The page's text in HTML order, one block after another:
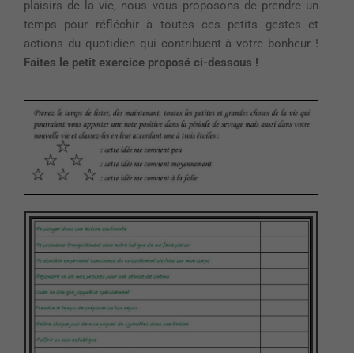
plaisirs de la vie, nous vous proposons de prendre un
temps pour réfléchir à toutes ces petits gestes et
actions du quotidien qui contribuent à votre bonheur !
Faites le petit exercice proposé ci-dessous !